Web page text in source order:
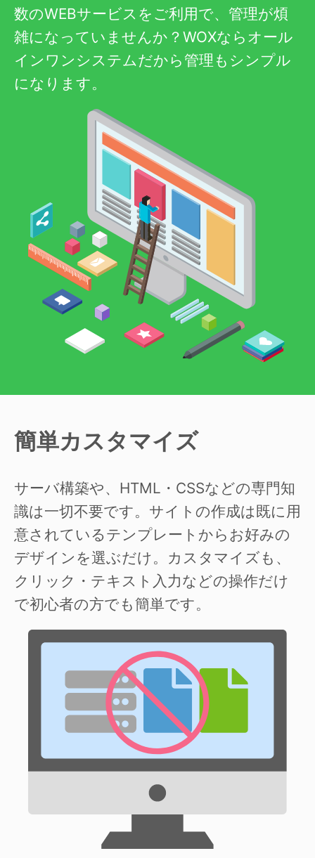
数のWEBサービスをご利用で、管理が煩
雑になっていませんか？WOXならオール
インワンシステムだから管理もシンプル
になります。
簡単カスタマイズ
サーバ構築や、HTML・CSSなどの専門知
識は一切不要です。サイトの作成は既に用
意されているテンプレートからお好みの
デザインを選ぶだけ。カスタマイズも、
クリック・テキスト入力などの操作だけ
で初心者の方でも簡単です。